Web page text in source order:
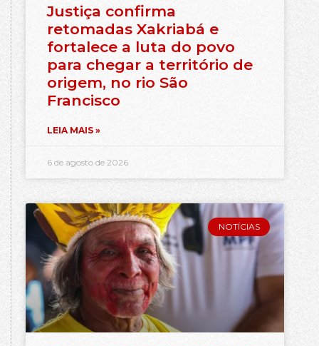
Justiça confirma
retomadas Xakriabá e
fortalece a luta do povo
para chegar a território de
origem, no rio São
Francisco
LEIA MAIS »
6 de agosto de 2026
NOTÍCIAS